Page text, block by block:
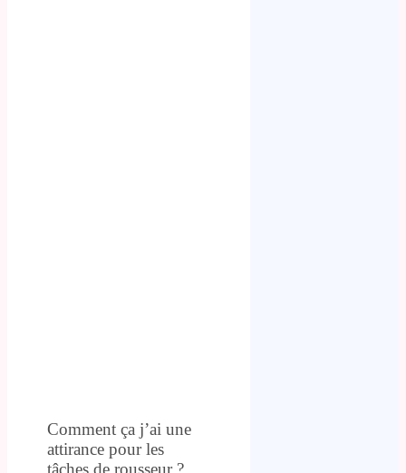
Comment ça j’ai une
attirance pour les
tâches de rousseur ?